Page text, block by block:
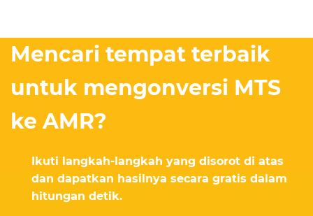
Mencari tempat terbaik
untuk mengonversi MTS
ke AMR?
Ikuti langkah-langkah yang disorot di atas
dan dapatkan hasilnya secara gratis dalam
hitungan detik.